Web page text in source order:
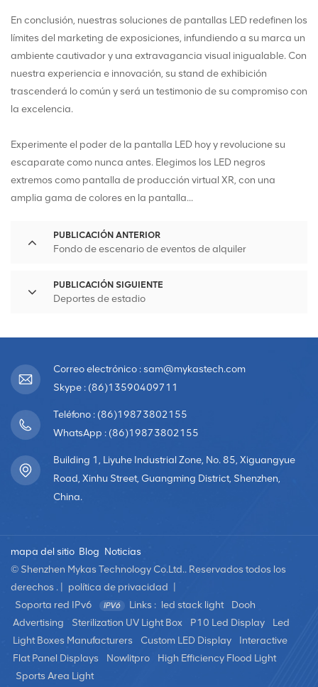
En conclusión, nuestras soluciones de pantallas LED redefinen los
límites del marketing de exposiciones, infundiendo a su marca un
ambiente cautivador y una extravagancia visual inigualable. Con
nuestra experiencia e innovación, su stand de exhibición
trascenderá lo común y será un testimonio de su compromiso con
la excelencia.
Experimente el poder de la pantalla LED hoy y revolucione su
escaparate como nunca antes. Elegimos los LED negros
extremos como pantalla de producción virtual XR, con una
amplia gama de colores en la pantalla...
PUBLICACIÓN ANTERIOR
Fondo de escenario de eventos de alquiler
PUBLICACIÓN SIGUIENTE
Deportes de estadio
Correo electrónico : sam@mykastech.com
Skype : (86)13590409711
Teléfono : (86)19873802155
WhatsApp : (86)19873802155
Building 1, Liyuhe Industrial Zone, No. 85, Xiguangyue
Road, Xinhu Street, Guangming District, Shenzhen,
China.
mapa del sitio Blog Noticias
© Shenzhen Mykas Technology Co.Ltd.. Reservados todos los
derechos . |
política de privacidad
Soporta red IPv6
Links : led stack light
Dooh
Advertising
Sterilization UV Light Box P10 Led Display
Led
Light Boxes Manufacturers
Custom LED Display
Interactive
Flat Panel Displays
Nowlitpro
High Efficiency Flood Light
Sports Area Light